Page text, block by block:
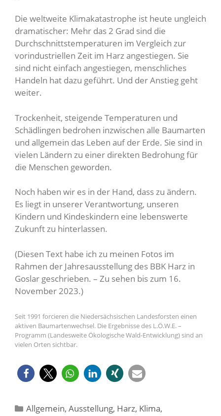
Die weltweite Klimakatastrophe ist heute ungleich
dramatischer: Mehr das 2 Grad sind die
Durchschnittstemperaturen im Vergleich zur
vorindustriellen Zeit im Harz angestiegen. Sie
sind nicht einfach angestiegen, menschliches
Handeln hat dazu geführt. Und der Anstieg geht
weiter.
Trockenheit, steigende Temperaturen und
Schädlingen bedrohen inzwischen alle Baumarten
und allgemein das Leben auf der Erde. Sie sind in
vielen Ländern zu einer direkten Bedrohung für
die Menschen geworden.
Noch haben wir es in der Hand, dass zu ändern.
Es liegt in unserer Verantwortung, unseren
Kindern und Kindeskindern eine lebenswerte
Zukunft zu hinterlassen.
(Diesen Text habe ich zu meinen Fotos im
Rahmen der Jahresausstellung des BBK Harz in
Goslar geschrieben. – Zu sehen bis zum 16.
November 2023.)
Seit 1991 forcieren die Niedersächsischen Landesforsten einen
aktiven Baumartenwechsel. Die Ergebnisse des L.Ö.W.E. –
Programm (Landesweite Ökologische Wald-Entwicklung) sind an
vielen Orten sichtbar.
Kategorien
Allgemein,Ausstellung, Harz, Klima,